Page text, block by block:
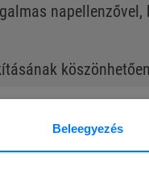
Beleegyezés
napellenzővel,